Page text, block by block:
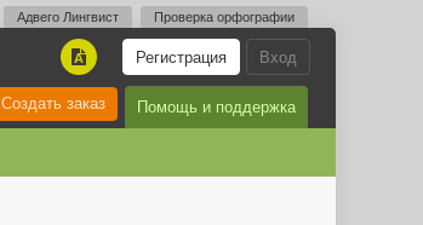
Адвего Лингвист Проверка орфографии
Вход
Регистрация
A
Помощь и поддержка
Создать заказ